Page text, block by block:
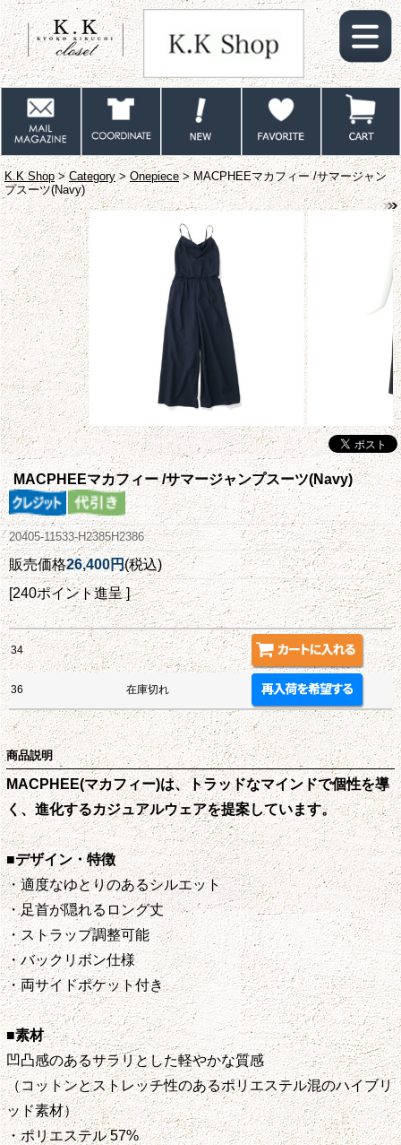
K.K Shop>Category>Onepiece> MACPHEEマカフィー /サマージャン
プスーツ(Navy)
MACPHEEマカフィー /サマージャンプスーツ(Navy)
20405-11533-H2385H2386
販売価格26,400円(税込)
[240ポイント進呈 ]
34
36 在庫切れ
商品説明
MACPHEE(マカフィー)は、トラッドなマインドで個性を導
く、進化するカジュアルウェアを提案しています。
■デザイン・特徴
・適度なゆとりのあるシルエット
・足首が隠れるロング丈
・ストラップ調整可能
・バックリボン仕様
・両サイドポケット付き
■素材
凹凸感のあるサラリとした軽やかな質感
（コットンとストレッチ性のあるポリエステル混のハイブリ
ッド素材）
・ポリエステル 57%